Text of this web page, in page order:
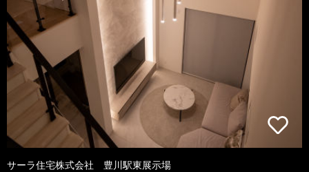
サーラ住宅株式会社 豊川駅東展示場